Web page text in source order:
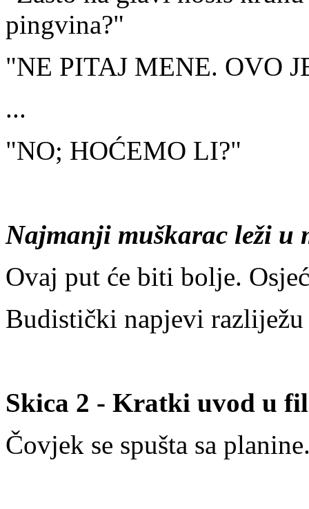
pingvina?"
"NE PITAJ MENE. OVO
...
"NO; HOĆEMO LI?"
Najmanji muškarac leži u
Ovaj put će biti bolje.
Budistički napjevi
Skica 2 - Kratki uvod u
Čovjek se spušta sa